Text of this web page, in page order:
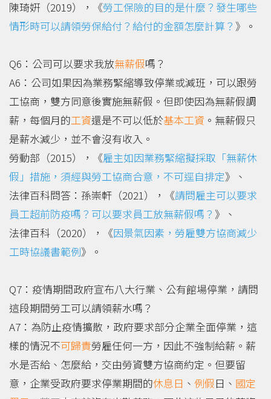
陳琦姸（2019），《勞工保險的目的是什麼？發生哪些
情形時可以請領勞保給付？給付的金額怎麼計算？ 》。
Q6：公司可以要求我放無薪假嗎？
A6：公司如果因為業務緊縮導致停業或減班，可以跟勞
工協商，雙方同意後實施無薪假。但即使因為無薪假調
薪，每個月的工資還是不可以低於基本工資 。無薪假只
是薪水減少，並不會沒有收入。
勞動部（2015），《雇主如因業務緊縮擬採取「無薪休
假」措施，須經與勞工協商合意，不可逕自排定》、
法律百科問答：孫崇軒（2021），《請問雇主可以要求
員工超前防疫嗎？可以要求員工放無薪假嗎？ 》、
法律百科（2020），《因景氣因素，勞雇雙方協商減少
工時協議書範例》。
Q7：疫情期間政府宣布八大行業、公有館場停業，請問
這段期間勞工可以請領薪水嗎？
A7：為防止疫情擴散，政府要求部分企業全面停業，這
樣的情況不可歸責勞雇任何一方，因此不強制給薪。薪
水是否給、怎麼給，交由勞資雙方協商約定。但要留
意，企業受政府要求停業期間的休息日 、 例假 日、 國定